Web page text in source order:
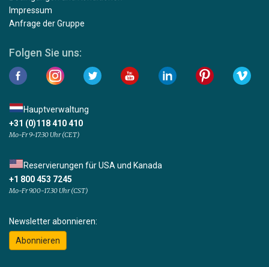
Impressum
Anfrage der Gruppe
Folgen Sie uns:
Hauptverwaltung
+31 (0)118 410 410
Mo-Fr 9-17:30 Uhr (CET)
Reservierungen für USA und Kanada
+1 800 453 7245
Mo-Fr 9.00-17.30 Uhr (CST)
Newsletter abonnieren:
Abonnieren